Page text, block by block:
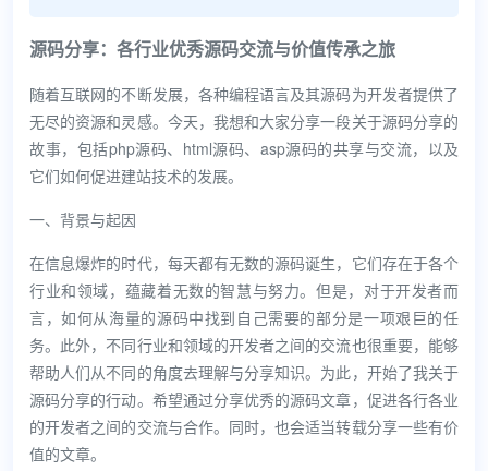
源码分享：各行业优秀源码交流与价值传承之旅
随着互联网的不断发展，各种编程语言及其源码为开发者提供了
无尽的资源和灵感。今天，我想和大家分享一段关于源码分享的
故事，包括php源码、html源码、asp源码的共享与交流，以及
它们如何促进建站技术的发展。
一、背景与起因
在信息爆炸的时代，每天都有无数的源码诞生，它们存在于各个
行业和领域，蕴藏着无数的智慧与努力。但是，对于开发者而
言，如何从海量的源码中找到自己需要的部分是一项艰巨的任
务。此外，不同行业和领域的开发者之间的交流也很重要，能够
帮助人们从不同的角度去理解与分享知识。为此，开始了我关于
源码分享的行动。希望通过分享优秀的源码文章，促进各行各业
的开发者之间的交流与合作。同时，也会适当转载分享一些有价
值的文章。